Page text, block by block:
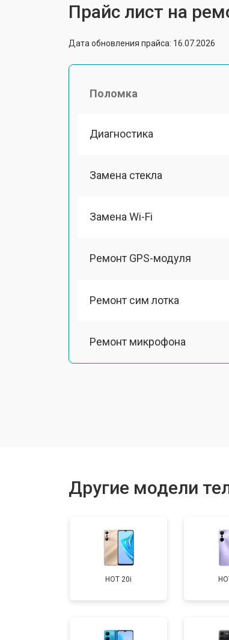
Прайс лист на
Дата обновления прайса: 16.07.2026
Поломка
Диагностика
Замена стекла
Замена Wi-Fi
Ремонт GPS-модуля
Ремонт сим лотка
Ремонт микрофона
Замена дисплея (экрана)
Замена кнопки включения
Другие модели
HOT 20i